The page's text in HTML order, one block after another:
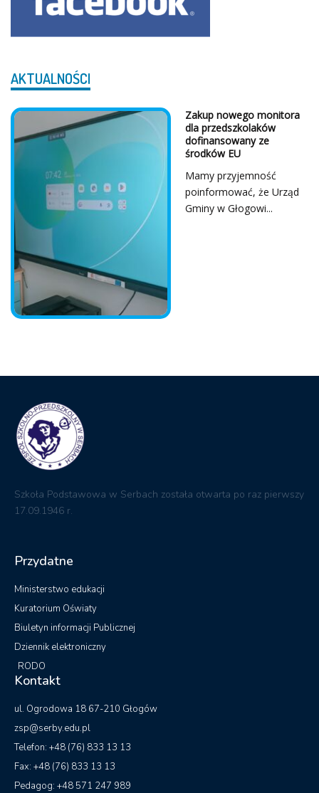
AKTUALNOŚCI
Z Serca Dziękujemy!
...
Szkoła Podstawowa w Serbach została otwarta po raz pierwszy
17.09.1946 r.
Przydatne
Ministerstwo edukacji
Kuratorium Oświaty
Biuletyn informacji Publicznej
Dziennik elektroniczny
RODO
Kontakt
ul. Ogrodowa 18 67-210 Głogów
zsp@serby.edu.pl
Telefon: +48 (76) 833 13 13
Fax: +48 (76) 833 13 13
Pedagog: +48 571 247 989